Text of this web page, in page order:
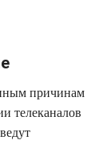
причинам
телеканалов